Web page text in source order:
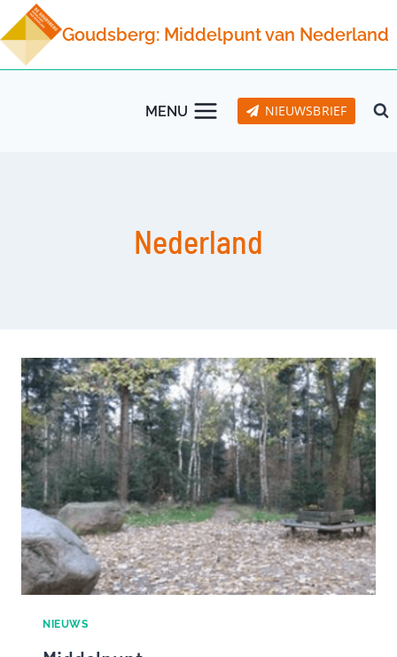
Doorgaan
naar
inhoud
Goudsberg: Middelpunt van Nederland
MENU NIEUWSBRIEF
Nederland
NIEUWS